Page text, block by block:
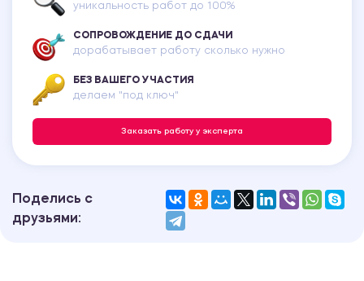
уникальность работ до 100%
СОПРОВОЖДЕНИЕ ДО СДАЧИ
дорабатывает работу сколько нужно
БЕЗ ВАШЕГО УЧАСТИЯ
делаем "под ключ"
Заказать работу у эксперта
Поделись с
друзьями: